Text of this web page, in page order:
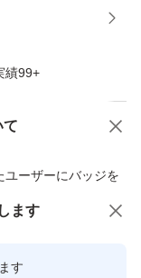
績99+
て
ユーザーにバッジを
ーザーです
商品への質問
ます
す